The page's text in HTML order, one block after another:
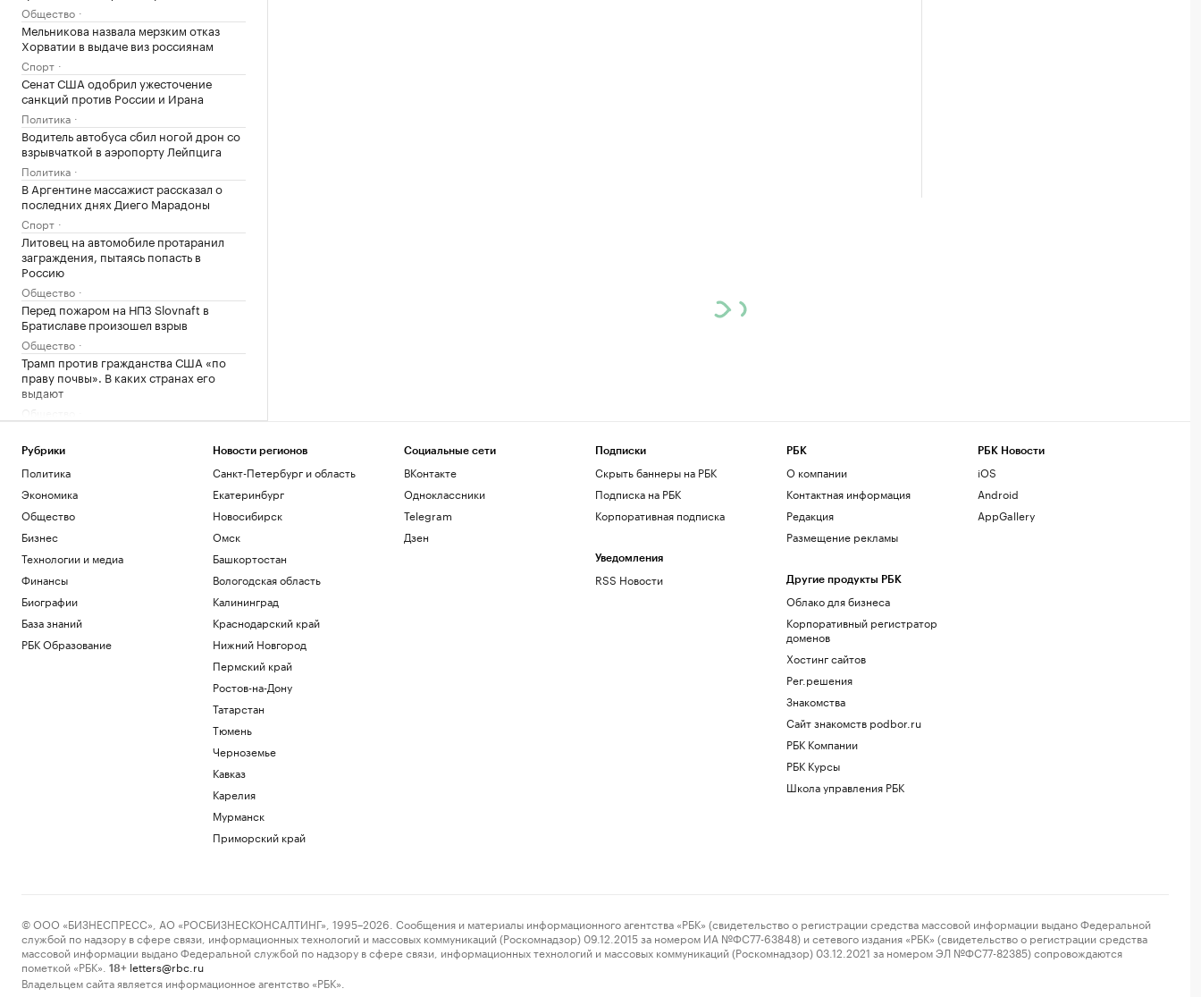
Общество
Мельникова назвала мерзким отказ
Хорватии в выдаче виз россиянам
Спорт
Сенат США одобрил ужесточение
санкций против России и Ирана
Политика
Водитель автобуса сбил ногой дрон со
взрывчаткой в аэропорту Лейпцига
Политика
В Аргентине массажист рассказал о
последних днях Диего Марадоны
Спорт
Литовец на автомобиле протаранил
заграждения, пытаясь попасть в
Россию
Общество
Перед пожаром на НПЗ Slovnaft в
Братиславе произошел взрыв
Общество
Трамп против гражданства США «по
праву почвы». В каких странах его
выдают
Общество
соперницу из топ-20 на турнире WTA
Пентагон показал 16 новых записей с
неопознанными объектами. Видео
Общество
Зачем экономике России нужна
РБК и Петербургская Биржа
Суд назвал Трампа «временным
жильцом» Белого дома и остановил
стройку
Политика
Зеленский впервые за время
Посольство России назвало инцидент с
Рубио рассказал, как США затягивают
Рубрики
Политика
Экономика
Общество
Бизнес
Технологии и медиа
Финансы
Биографии
База знаний
РБК Образование
Новости регионов
Санкт-Петербург и область
Екатеринбург
Новосибирск
Омск
Башкортостан
Вологодская область
Калининград
Краснодарский край
Нижний Новгород
Пермский край
Ростов-на-Дону
Татарстан
Тюмень
Черноземье
Кавказ
Карелия
Мурманск
Приморский край
Социальные сети
ВКонтакте
Одноклассники
Telegram
Дзен
Подписки
Скрыть баннеры на РБК
Подписка на РБК
Корпоративная подписка
Уведомления
RSS Новости
РБК
О компании
Контактная информация
Редакция
Размещение рекламы
Другие продукты РБК
Облако для бизнеса
Корпоративный регистратор
доменов
Хостинг сайтов
Рег.решения
Знакомства
Сайт знакомств podbor.ru
РБК Компании
РБК Курсы
Школа управления РБК
РБК Новости
iOS
Android
AppGallery
© ООО «БИЗНЕСПРЕСС», АО «РОСБИЗНЕСКОНСАЛТИНГ», 1995–2026. Сообщения и материалы информационного агентства «РБК» (свидетельство о регистрации средства массовой информации выдано Федеральной
службой по надзору в сфере связи, информационных технологий и массовых коммуникаций (Роскомнадзор) 09.12.2015 за номером ИА №ФС77-63848) и сетевого издания «РБК» (свидетельство о регистрации средства
массовой информации выдано Федеральной службой по надзору в сфере связи, информационных технологий и массовых коммуникаций (Роскомнадзор) 03.12.2021 за номером ЭЛ №ФС77-82385) сопровождаются
пометкой «РБК».
18+ letters@rbc.ru
Владельцем сайта является информационное агентство «РБК».